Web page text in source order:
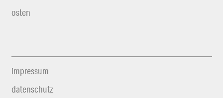
osten
impressum
datenschutz